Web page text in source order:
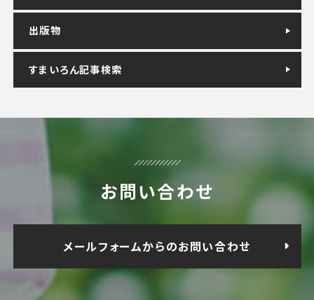
出版物
すまいろん記事検索
お問い合わせ
メールフォームからのお問い合わせ